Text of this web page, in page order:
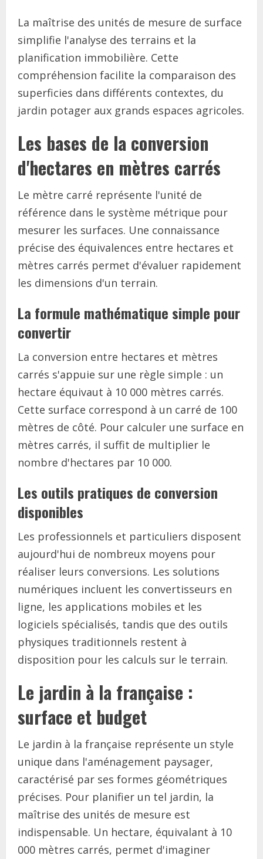
La maîtrise des unités de mesure de surface
simplifie l'analyse des terrains et la
planification immobilière. Cette
compréhension facilite la comparaison des
superficies dans différents contextes, du
jardin potager aux grands espaces agricoles.
Les bases de la conversion
d'hectares en mètres carrés
Le mètre carré représente l'unité de
référence dans le système métrique pour
mesurer les surfaces. Une connaissance
précise des équivalences entre hectares et
mètres carrés permet d'évaluer rapidement
les dimensions d'un terrain.
La formule mathématique simple pour
convertir
La conversion entre hectares et mètres
carrés s'appuie sur une règle simple : un
hectare équivaut à 10 000 mètres carrés.
Cette surface correspond à un carré de 100
mètres de côté. Pour calculer une surface en
mètres carrés, il suffit de multiplier le
nombre d'hectares par 10 000.
Les outils pratiques de conversion
disponibles
Les professionnels et particuliers disposent
aujourd'hui de nombreux moyens pour
réaliser leurs conversions. Les solutions
numériques incluent les convertisseurs en
ligne, les applications mobiles et les
logiciels spécialisés, tandis que des outils
physiques traditionnels restent à
disposition pour les calculs sur le terrain.
Le jardin à la française :
surface et budget
Le jardin à la française représente un style
unique dans l'aménagement paysager,
caractérisé par ses formes géométriques
précises. Pour planifier un tel jardin, la
maîtrise des unités de mesure est
indispensable. Un hectare, équivalant à 10
000 mètres carrés, permet d'imaginer